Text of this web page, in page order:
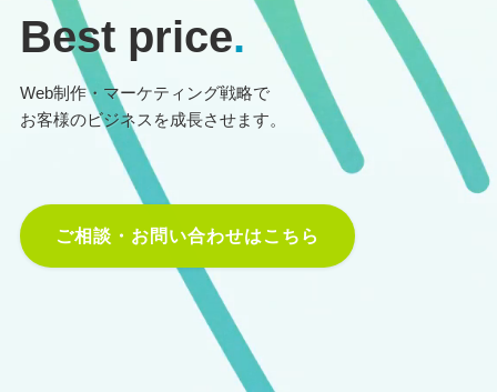
Best price.
Web制作・マーケティング戦略で
お客様のビジネスを成長させます。
ご相談・お問い合わせはこちら